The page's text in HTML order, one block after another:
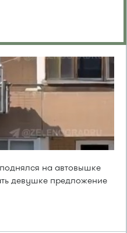
на автовышке
девушке предложение